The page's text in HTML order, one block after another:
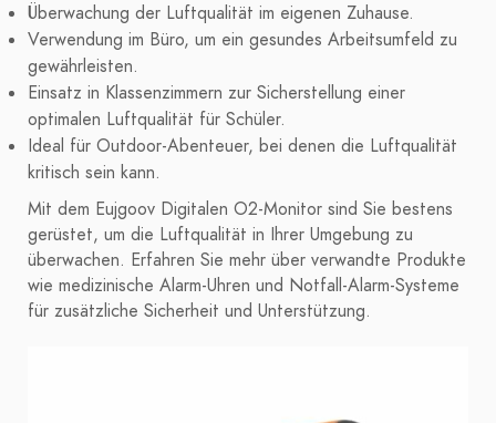
Überwachung der Luftqualität im eigenen Zuhause.
Verwendung im Büro, um ein gesundes Arbeitsumfeld zu
gewährleisten.
Einsatz in Klassenzimmern zur Sicherstellung einer
optimalen Luftqualität für Schüler.
Ideal für Outdoor-Abenteuer, bei denen die Luftqualität
kritisch sein kann.
Mit dem Eujgoov Digitalen O2-Monitor sind Sie bestens
gerüstet, um die Luftqualität in Ihrer Umgebung zu
überwachen. Erfahren Sie mehr über verwandte Produkte
wie medizinische Alarm-Uhren und Notfall-Alarm-Systeme
für zusätzliche Sicherheit und Unterstützung.